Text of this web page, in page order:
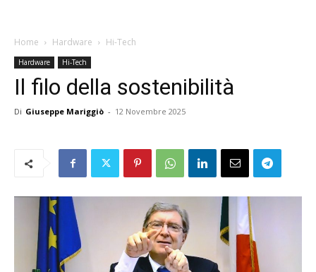
Home Hardware Hi-Tech
Hardware Hi-Tech
Il filo della sostenibilità
Di Giuseppe Mariggiò - 12 Novembre 2025